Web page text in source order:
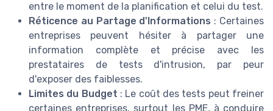
entre le moment de la planification et celui du test.
Réticence au Partage d'Informations : Certaines
entreprises peuvent hésiter à partager une
information complète et précise avec les
prestataires de tests d'intrusion, par peur
d'exposer des faiblesses.
Limites du Budget : Le coût des tests peut freiner
certaines entreprises, surtout les PME, à conduire